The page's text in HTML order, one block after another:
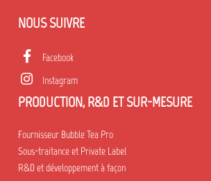
NOUS SUIVRE
Facebook
Instagram
PRODUCTION, R&D ET SUR-MESURE
Fournisseur Bubble Tea Pro
Sous-traitance et Private Label
R&D et développement à façon